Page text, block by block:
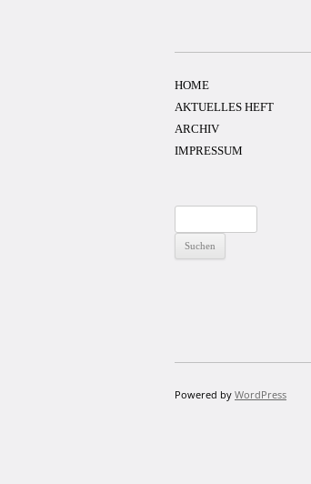
HOME
AKTUELLES HEFT
ARCHIV
IMPRESSUM
nach:
Powered by WordPress